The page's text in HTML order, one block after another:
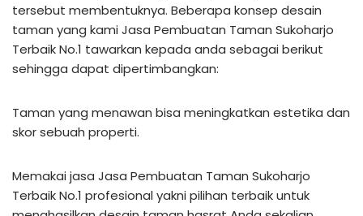
tersebut membentuknya. Beberapa konsep desain
taman yang kami Jasa Pembuatan Taman Sukoharjo
Terbaik No.1 tawarkan kepada anda sebagai berikut
sehingga dapat dipertimbangkan:
Taman yang menawan bisa meningkatkan estetika dan
skor sebuah properti.
Memakai jasa Jasa Pembuatan Taman Sukoharjo
Terbaik No.1 profesional yakni pilihan terbaik untuk